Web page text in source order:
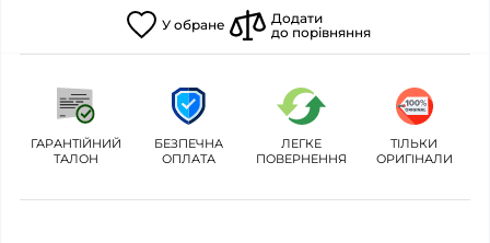
У обране
Додати
до порівняння
ГАРАНТІЙНИЙ
ТАЛОН
БЕЗПЕЧНА
ОПЛАТА
ЛЕГКЕ
ПОВЕРНЕННЯ
ТІЛЬКИ
ОРИГІНАЛИ